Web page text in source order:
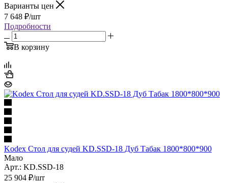
Варианты цен
7 648 ₽/шт
Подробности
В корзину
Kodex Стол для судей KD.SSD-18 Дуб Табак 1800*800*900
Мало
Арт.: KD.SSD-18
25 904 ₽/шт